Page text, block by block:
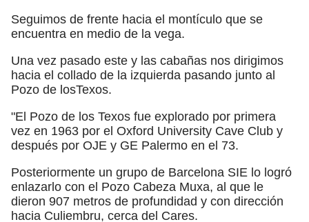
Seguimos de frente hacia el montículo que se
encuentra en medio de la vega.
Una vez pasado este y las cabañas nos dirigimos
hacia el collado de la izquierda pasando junto al
Pozo de losTexos.
"El Pozo de los Texos fue explorado por primera
vez en 1963 por el Oxford University Cave Club y
después por OJE y GE Palermo en el 73.
Posteriormente un grupo de Barcelona SIE lo logró
enlazarlo con el Pozo Cabeza Muxa, al que le
dieron 907 metros de profundidad y con dirección
hacia Culiembru, cerca del Cares.